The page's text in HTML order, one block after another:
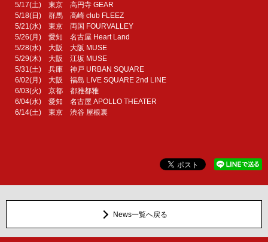
5/17(土) 東京 高円寺 GEAR
5/18(日) 群馬 高崎 club FLEEZ
5/21(水) 東京 両国 FOURVALLEY
5/26(月) 愛知 名古屋 Heart Land
5/28(水) 大阪 大阪 MUSE
5/29(木) 大阪 江坂 MUSE
5/31(土) 兵庫 神戸 URBAN SQUARE
6/02(月) 大阪 福島 LIVE SQUARE 2nd LINE
6/03(火) 京都 都雅都雅
6/04(水) 愛知 名古屋 APOLLO THEATER
6/14(土) 東京 渋谷 屋根裏
News一覧へ戻る